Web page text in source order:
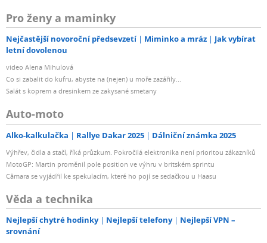
Pro ženy a maminky
Nejčastější novoroční předsevzetí Miminko a mráz
Jak vybírat
letní dovolenou
video Alena Mihulová
Co si zabalit do kufru, abyste na (nejen) u moře zazářily...
Salát s koprem a dresinkem ze zakysané smetany
Auto-moto
Alko-kalkulačka Rallye Dakar 2025 Dálniční známka 2025
Výhřev, čidla a stačí, říká průzkum. Pokročilá elektronika není prioritou zákazníků
MotoGP: Martin proměnil pole position ve výhru v britském sprintu
Câmara se vyjádřil ke spekulacím, které ho pojí se sedačkou u Haasu
Věda a technika
Nejlepší chytré hodinky Nejlepší telefony
Nejlepší VPN –
srovnání